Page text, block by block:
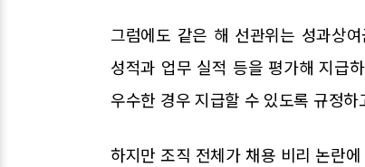
그럼에도 같은 해 선관위는 성과상
성적과 업무 실적 등을 평가해 지급
우수한 경우 지급할 수 있도록 규정하
하지만 조직 전체가 채용 비리 논란